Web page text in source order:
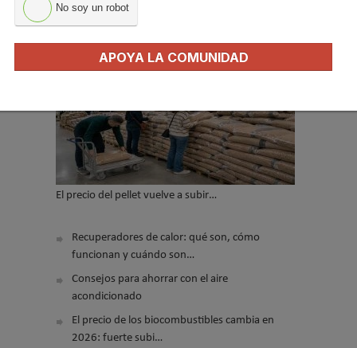
LO MÁS VISTO
El precio del pellet vuelve a subir…
Recuperadores de calor: qué son, cómo
funcionan y cuándo son…
Consejos para ahorrar con el aire
acondicionado
El precio de los biocombustibles cambia en
2026: fuerte subi…
No soy un robot
APOYA LA COMUNIDAD